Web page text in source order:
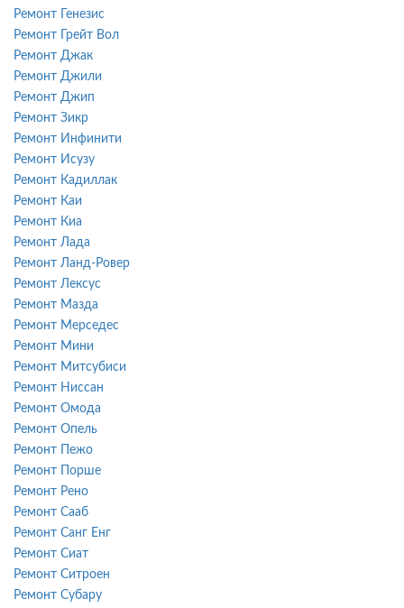
Ремонт Генезис
Ремонт Грейт Вол
Ремонт Джак
Ремонт Джили
Ремонт Джип
Ремонт Зикр
Ремонт Инфинити
Ремонт Исузу
Ремонт Кадиллак
Ремонт Каи
Ремонт Киа
Ремонт Лада
Ремонт Ланд-Ровер
Ремонт Лексус
Ремонт Мазда
Ремонт Мерседес
Ремонт Мини
Ремонт Митсубиси
Ремонт Ниссан
Ремонт Омода
Ремонт Опель
Ремонт Пежо
Ремонт Порше
Ремонт Рено
Ремонт Сааб
Ремонт Санг Енг
Ремонт Сиат
Ремонт Ситроен
Ремонт Субару